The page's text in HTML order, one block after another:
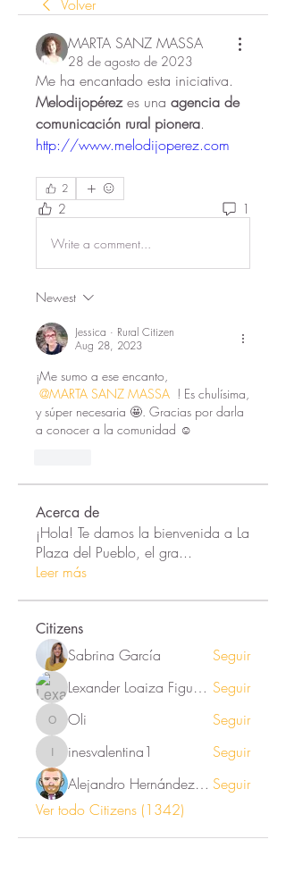
Volver
MARTA SANZ MASSA
28 de agosto de 2023
Melodijopérez es una agencia de
comunicación rural pionera.
http://www.melodijoperez.com
2
2 1
Write a comment...
Newest
Jessica · Rural Citizen
Aug 28, 2023
¡Me sumo a ese encanto,
@MARTA SANZ MASSA ! Es chulísima,
y súper necesaria 🤩. Gracias por darla
a conocer a la comunidad ☺️
Acerca de
¡Hola! Te damos la bienvenida a La
Plaza del Pueblo, el gra...
Leer más
Citizens
Sabrina García
Seguir
Lexander Loaiza Figueroa Seguir
Oli Oli Seguir
inesvalentina1
inesvalentina1
Seguir
Alejandro Hernández Renner Seguir
Ver todo Citizens (1342)